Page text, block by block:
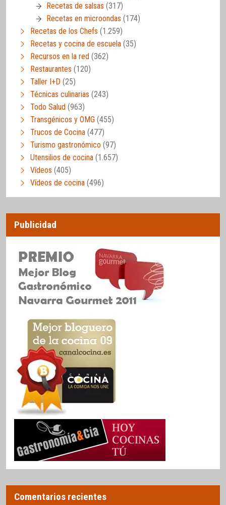
Recetas de salsas (317)
Recetas en microondas (174)
Recetas de los Chefs (1.259)
Recetas y cocina de escuela (35)
Recursos en la red (362)
Restaurantes (120)
Taller I+D (25)
Técnicas culinarias (243)
Todo Salud (963)
Transgénicos y OMG (455)
Trucos de Cocina (477)
Turismo gastronómico (97)
Utensilios de cocina (1.657)
Vídeos (405)
Vídeos de cocina (496)
Publicidad
Comentarios recientes